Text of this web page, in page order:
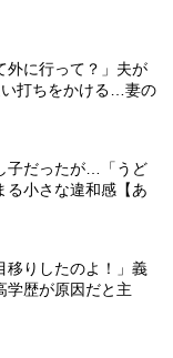
外に行って？」夫が
打ちをかける…妻の
子だったが…「うど
る小さな違和感【あ
移りしたのよ！」義
歴が原因だと主